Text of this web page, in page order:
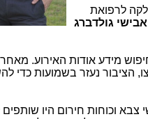
לרפואת
אבישי גולדברג
מידע אודות האירוע.
הציבור נעזר בשמועות כדי
אנשי צבא וכוחות חירום היו